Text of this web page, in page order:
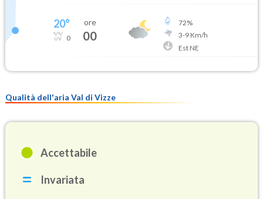
20°
0
ore
00
72%
3-9Km/h
Est NE
Qualità dell'aria Val di Vizze
Accettabile
Invariata